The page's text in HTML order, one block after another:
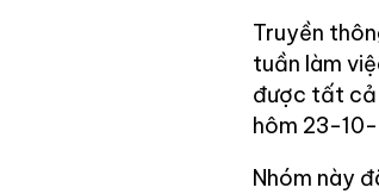
Truyền
tuần làm
được tất cả
hôm 23-10-
Nhóm này